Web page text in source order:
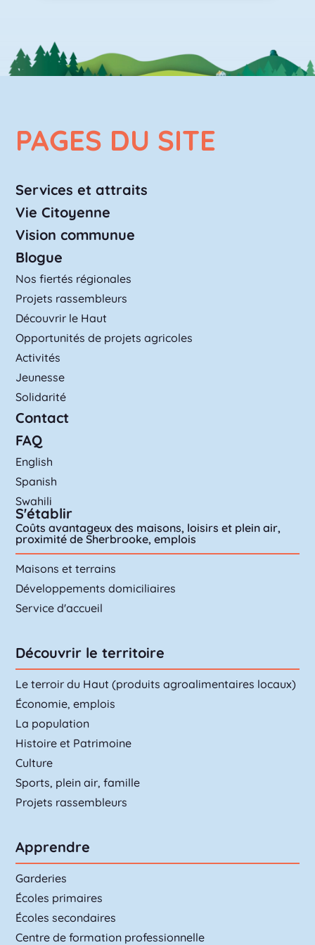
PAGES DU SITE
Services et attraits
Vie Citoyenne
Vision communue
Blogue
Nos fiertés régionales
Projets rassembleurs
Découvrir le Haut
Opportunités de projets agricoles
Activités
Jeunesse
Solidarité
Contact
FAQ
English
Spanish
Swahili
S'établir
Coûts avantageux des maisons, loisirs et plein air,
proximité de Sherbrooke, emplois
Maisons et terrains
Développements domiciliaires
Service d'accueil
Découvrir le territoire
Le terroir du Haut (produits agroalimentaires locaux)
Économie, emplois
La population
Histoire et Patrimoine
Culture
Sports, plein air, famille
Projets rassembleurs
Apprendre
Garderies
Écoles primaires
Écoles secondaires
Centre de formation professionnelle